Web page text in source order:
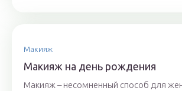
Макияж
Макияж на день рождения
Макияж – несомненный способ для